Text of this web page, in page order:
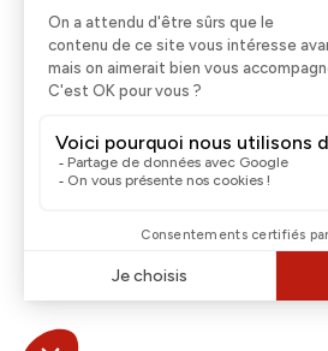
Nos guides d'achat
Livraison et retrait
Rappels Produits
Une question ?
Contactez-nous